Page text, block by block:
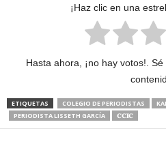
¡Haz clic en una
Hasta ahora, ¡no hay votos!.
ETIQUETAS COLEGIO DE PERIODISTAS
PERIODISTA LISSETH GARCÍA
𝐂𝐂𝐈𝐂